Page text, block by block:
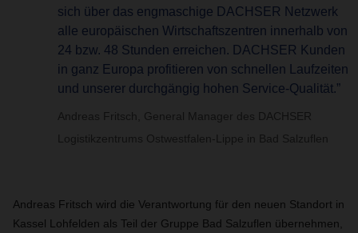
sich über das engmaschige DACHSER Netzwerk
alle europäischen Wirtschaftszentren innerhalb von
24 bzw. 48 Stunden erreichen. DACHSER Kunden
in ganz Europa profitieren von schnellen Laufzeiten
und unserer durchgängig hohen Service-Qualität.”
Andreas Fritsch, General Manager des DACHSER
Logistikzentrums Ostwestfalen-Lippe in Bad Salzuflen
Andreas Fritsch wird die Verantwortung für den neuen Standort in
Kassel Lohfelden als Teil der Gruppe Bad Salzuflen übernehmen,